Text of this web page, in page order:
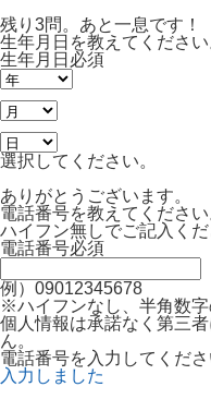
残り3問。あと一息です！
生年月日を教えてください
生年月日 必須
選択してください。
ありがとうございます。
電話番号を教えてください
ハイフン無しでご記入くだ
電話番号必須
例）09012345678
※ハイフンなし、半角数字
個人情報は承諾なく第三
ん。
電話番号を入力してくださ
入力しました